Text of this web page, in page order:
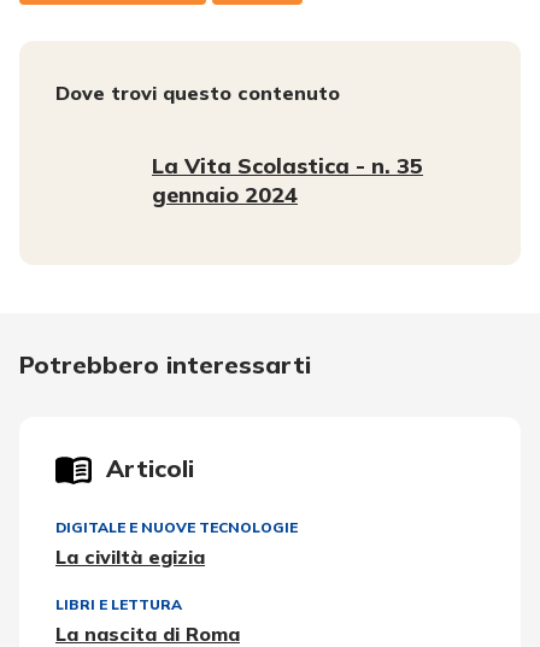
Dove trovi questo contenuto
La Vita Scolastica - n. 35
gennaio 2024
Potrebbero interessarti
Articoli
DIGITALE E NUOVE TECNOLOGIE
La civiltà egizia
LIBRI E LETTURA
La nascita di Roma